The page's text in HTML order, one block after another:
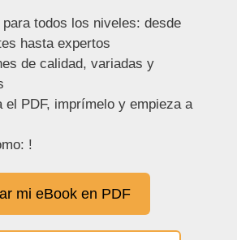
para todos los niveles: desde
hasta expertos
de calidad, variadas y
el PDF, imprímelo y empieza a
!
mi eBook en PDF